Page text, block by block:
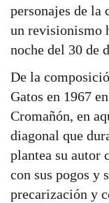
personajes de la
un revisionismo
noche del 30 de
De la
Gatos en 1967
Cromañón, en
diagonal que
plantea su autor
con sus pogos y
precarización y